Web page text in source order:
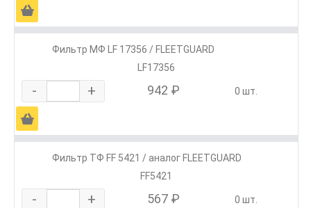
Ä
Фильтр МФ LF 17356 / FLEETGUARD
LF17356
- + 942 ₽ 0 шт.
Ä
Фильтр ТФ FF 5421 / аналог FLEETGUARD
FF5421
- + 567 ₽ 0 шт.